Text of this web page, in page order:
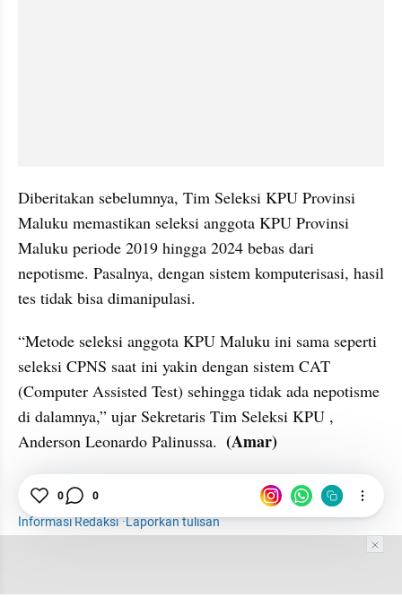
Diberitakan sebelumnya, Tim Seleksi KPU Provinsi
Maluku memastikan seleksi anggota KPU Provinsi
Maluku periode 2019 hingga 2024 bebas dari
nepotisme. Pasalnya, dengan sistem komputerisasi, hasil
tes tidak bisa dimanipulasi.
“Metode seleksi anggota KPU Maluku ini sama seperti
seleksi CPNS saat ini yakin dengan sistem CAT
(Computer Assisted Test) sehingga tidak ada nepotisme
di dalamnya,” ujar Sekretaris Tim Seleksi KPU ,
Anderson Leonardo Palinussa. (Amar)
KPU Maluku
Ambon
Informasi Redaksi·Laporkan tulisan
0 0